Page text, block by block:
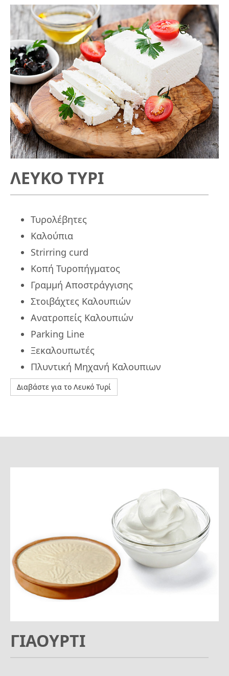
ΛΕΥΚΟ ΤΥΡΙ
Τυρολέβητες
Καλούπια
Strirring curd
Κοπή Τυροπήγματος
Γραμμή Αποστράγγισης
Στοιβάχτες Καλουπιών
Ανατροπείς Καλουπιών
Parking Line
Ξεκαλουπωτές
Πλυντική Μηχανή Καλουπιων
Διαβάστε για το Λευκό Τυρί
ΓΙΑΟΥΡΤΙ